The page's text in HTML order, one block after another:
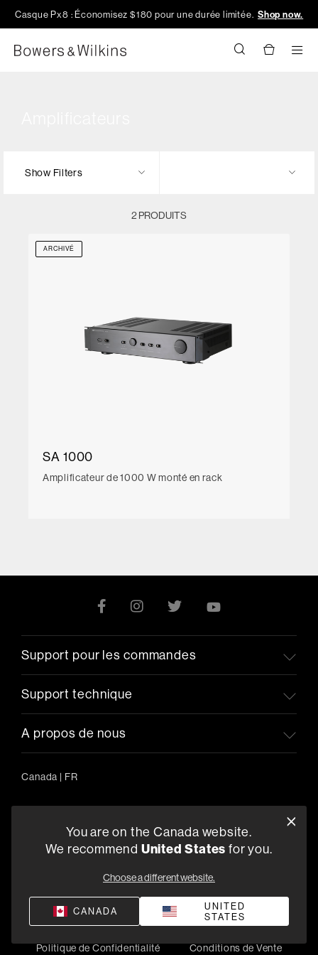
Casque Px8 : Économisez $180 pour une durée limitée. Shop now.
Show Filters
2 PRODUITS
ARCHIVÉ
SA 1000
Amplificateur de 1000 W monté en rack
Support pour les commandes
Support technique
A propos de nous
Canada | FR
5541 Fermi Court Carlsbad, CA 92008
Politique de Confidentialité Conditions de Vente
You are on the Canada website.
We recommend United States for you.
Choose a different website.
CANADA
UNITED
STATES